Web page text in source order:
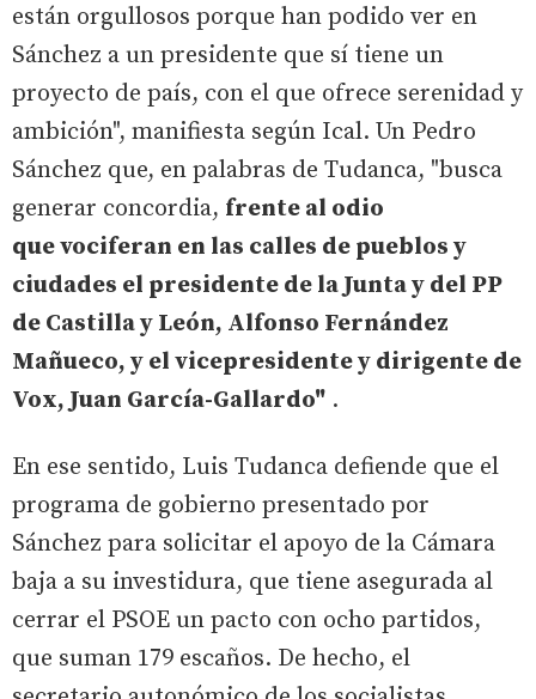
están orgullosos porque han podido ver en
Sánchez a un presidente que sí tiene un
proyecto de país, con el que ofrece serenidad y
ambición", manifiesta según Ical. Un Pedro
Sánchez que, en palabras de Tudanca, "busca
generar concordia, frente al odio
que vociferan en las calles de pueblos y
ciudades el presidente de la Junta y del PP
de Castilla y León, Alfonso Fernández
Mañueco, y el vicepresidente y dirigente de
Vox, Juan García-Gallardo" .
En ese sentido, Luis Tudanca defiende que el
programa de gobierno presentado por
Sánchez para solicitar el apoyo de la Cámara
baja a su investidura, que tiene asegurada al
cerrar el PSOE un pacto con ocho partidos,
que suman 179 escaños. De hecho, el